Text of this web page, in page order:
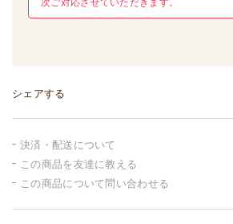
シェアする
決済・配送について
この商品を友達に教える
この商品について問い合わせる